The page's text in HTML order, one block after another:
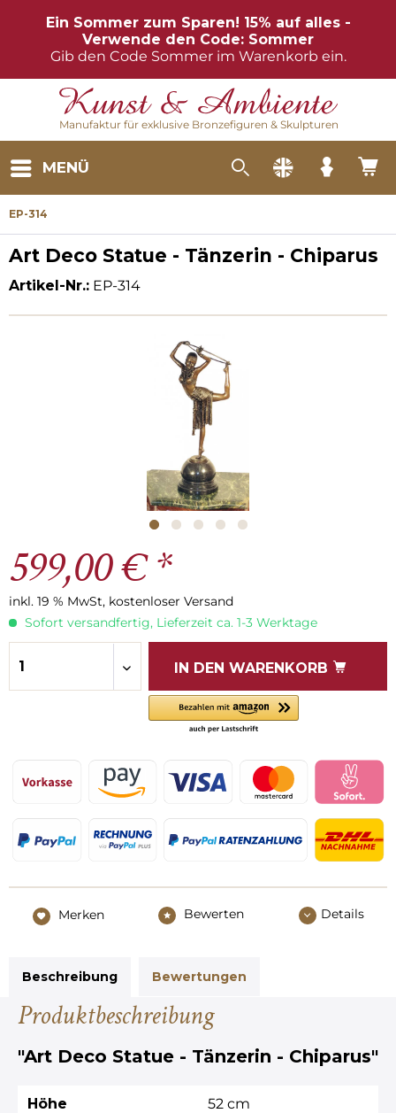
Ein Sommer zum Sparen! 15% auf alles -
Verwende den Code: Sommer
Gib den Code Sommer im Warenkorb ein.
Manufaktur für exklusive Bronzefiguren & Skulpturen
MENÜ
EP-314
Art Deco Statue - Tänzerin - Chiparus
Artikel-Nr.: EP-314
599,00 € *
inkl. 19 % MwSt, kostenloser Versand
Sofort versandfertig, Lieferzeit ca. 1-3 Werktage
IN DEN WARENKORB
Merken Bewerten Details
Beschreibung Bewertungen
Produktbeschreibung
"Art Deco Statue - Tänzerin - Chiparus"
Höhe 52 cm